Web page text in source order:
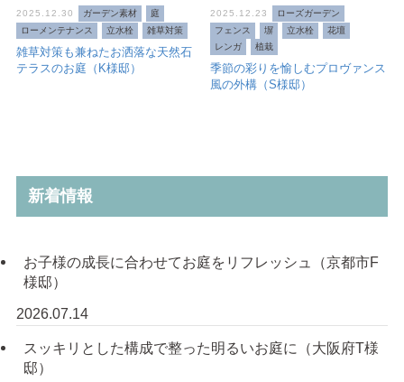
雑草対策も兼ねたお洒落な天然石
テラスのお庭（K様邸）
2025.12.30 ガーデン素材
庭
ローメンテナンス
立水栓 雑草対策
季節の彩りを愉しむプロヴァンス
風の外構（S様邸）
2025.12.23
ローズガーデン
フェンス
塀 立水栓
花壇
レンガ
植栽
新着情報
お子様の成長に合わせてお庭をリフレッシュ（京都市F
様邸）
2026.07.14
スッキリとした構成で整った明るいお庭に（大阪府T様
邸）